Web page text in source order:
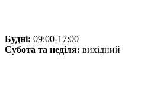
Будні: 09:00-17:00
Субота та неділя: вихідний